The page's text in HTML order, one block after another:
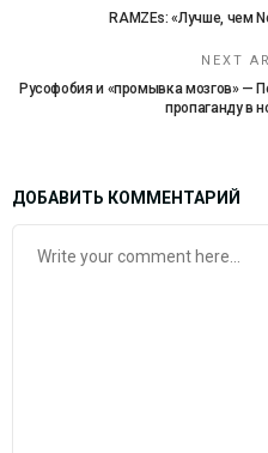
RAMZEs: «Лучше, чем
NEXT
Русофобия и «промывка мозгов» —
пропаганду в
ДОБАВИТЬ КОММЕНТАРИЙ